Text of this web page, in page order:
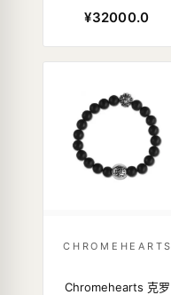
¥32000.0
CHROMEHEARTS
Chromehearts 克罗